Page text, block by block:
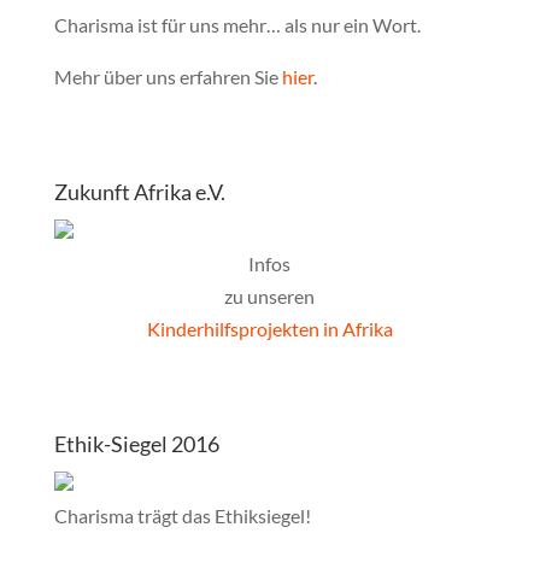
Charisma ist für uns mehr… als nur ein Wort.
Mehr über uns erfahren Sie hier.
Zukunft Afrika e.V.
Infos
zu unseren
Kinderhilfsprojekten in Afrika
Ethik-Siegel 2016
Charisma trägt das Ethiksiegel!